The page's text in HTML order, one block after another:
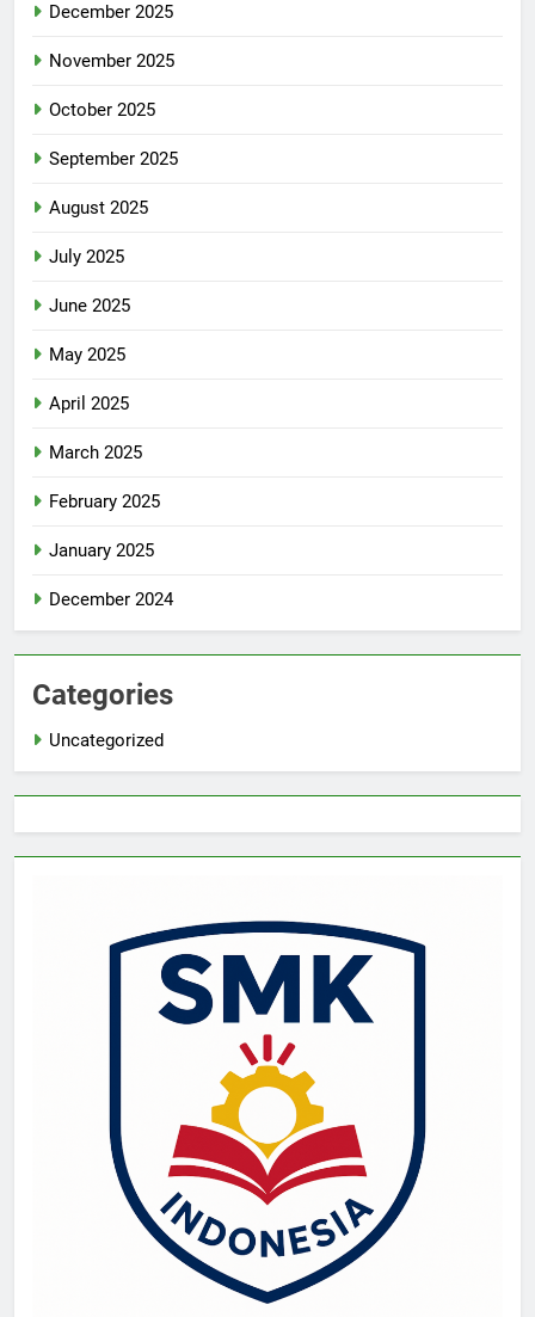
December 2025
November 2025
October 2025
September 2025
August 2025
July 2025
June 2025
May 2025
April 2025
March 2025
February 2025
January 2025
December 2024
Categories
Uncategorized